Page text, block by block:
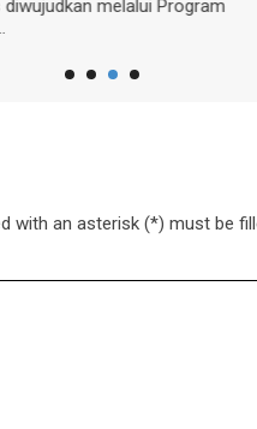
melalui Program
with an asterisk (*) must be